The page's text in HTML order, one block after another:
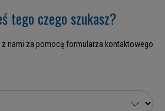
tego czego szukasz?
nami za pomocą formularza kontaktowego